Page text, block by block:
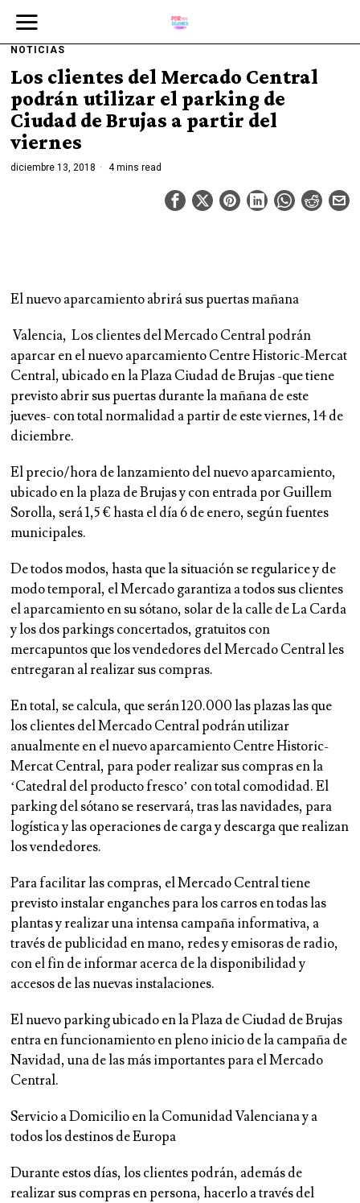
NOTICIAS
Los clientes del Mercado Central
podrán utilizar el parking de
Ciudad de Brujas a partir del
viernes
diciembre 13, 2018 4 mins read
El nuevo aparcamiento abrirá sus puertas mañana
Valencia,Los clientes del Mercado Central podrán
aparcar en el nuevo aparcamiento Centre Historic-Mercat
Central, ubicado en la Plaza Ciudad de Brujas -que tiene
previsto abrir sus puertas durante la mañana de este
jueves- con total normalidad a partir de este viernes, 14 de
diciembre.
El precio/hora de lanzamiento del nuevo aparcamiento,
ubicado en la plaza de Brujas y con entrada por Guillem
Sorolla, será 1,5 € hasta el día 6 de enero, según fuentes
municipales.
De todos modos, hasta que la situación se regularice y de
modo temporal, el Mercado garantiza a todos sus clientes
el aparcamiento en su sótano, solar de la calle de La Carda
y los dos parkings concertados, gratuitos con
mercapuntos que los vendedores del Mercado Central les
entregaran al realizar sus compras.
En total, se calcula, que serán 120.000 las plazas las que
los clientes del Mercado Central podrán utilizar
anualmente en el nuevo aparcamiento Centre Historic-
Mercat Central, para poder realizar sus compras en la
‘Catedral del producto fresco’ con total comodidad. El
parking del sótano se reservará, tras las navidades, para
logística y las operaciones de carga y descarga que realizan
los vendedores.
Para facilitar las compras, el Mercado Central tiene
previsto instalar enganches para los carros en todas las
plantas y realizar una intensa campaña informativa, a
través de publicidad en mano, redes y emisoras de radio,
con el fin de informar acerca de la disponibilidad y
accesos de las nuevas instalaciones.
El nuevo parking ubicado en la Plaza de Ciudad de Brujas
entra en funcionamiento en pleno inicio de la campaña de
Navidad, una de las más importantes para el Mercado
Central.
Servicio a Domicilio en la Comunidad Valenciana y a
todos los destinos de Europa
Durante estos días, los clientes podrán, además de
realizar sus compras en persona, hacerlo a través del